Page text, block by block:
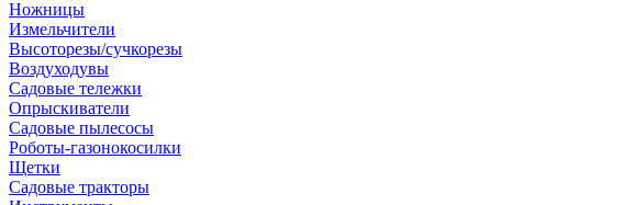
Ножницы
Измельчители
Высоторезы/сучкорезы
Воздуходувы
Садовые тележки
Опрыскиватели
Садовые пылесосы
Роботы-газонокосилки
Щетки
Садовые тракторы